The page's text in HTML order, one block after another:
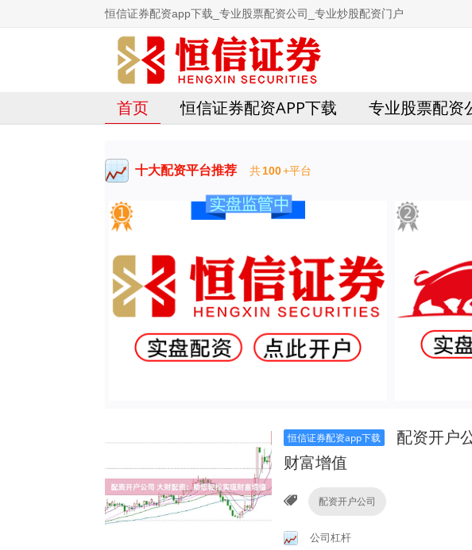
恒信证券配资app下载_专业股票配资公司_专业炒股配资门户
首页 恒信证券配资APP下载 专业股票配资
十大配资平台推荐 共100+平台
恒信证券配资app下载
配资开户
财富增值
配资开户公司
公司杠杆